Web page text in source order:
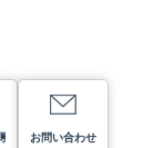
お問い合わせ